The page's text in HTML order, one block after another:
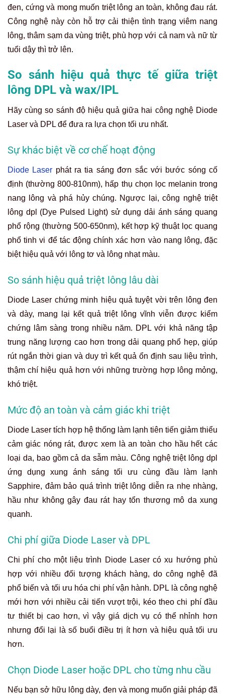
đen, cứng và mong muốn triệt lông an toàn, không đau rát.
Công nghệ này còn hỗ trợ cải thiện tình trạng viêm nang
lông, thâm sạm da vùng triệt, phù hợp với cả nam và nữ từ
tuổi dậy thì trở lên.
So sánh hiệu quả thực tế giữa triệt
lông DPL và wax/IPL
Hãy cùng so sánh độ hiệu quả giữa hai công nghệ Diode
Laser và DPL để đưa ra lựa chọn tối ưu nhất.
Sự khác biệt về cơ chế hoạt động
Diode Laser phát ra tia sáng đơn sắc với bước sóng cố
định (thường 800-810nm), hấp thụ chọn lọc melanin trong
nang lông và phá hủy chúng. Ngược lại, công nghệ triệt
lông dpl (Dye Pulsed Light) sử dụng dải ánh sáng quang
phổ rộng (thường 500-650nm), kết hợp kỹ thuật lọc quang
phổ tinh vi để tác động chính xác hơn vào nang lông, đặc
biệt hiệu quả với lông tơ và lông nhạt màu.
So sánh hiệu quả triệt lông lâu dài
Diode Laser chứng minh hiệu quả tuyệt vời trên lông đen
và dày, mang lại kết quả triệt lông vĩnh viễn được kiểm
chứng lâm sàng trong nhiều năm. DPL với khả năng tập
trung năng lượng cao hơn trong dải quang phổ hẹp, giúp
rút ngắn thời gian và duy trì kết quả ổn định sau liệu trình,
thậm chí hiệu quả hơn với những trường hợp lông mỏng,
khó triệt.
Mức độ an toàn và cảm giác khi triệt
Diode Laser tích hợp hệ thống làm lạnh tiên tiến giảm thiểu
cảm giác nóng rát, được xem là an toàn cho hầu hết các
loại da, bao gồm cả da sẫm màu. Công nghệ triệt lông dpl
ứng dụng xung ánh sáng tối ưu cùng đầu làm lạnh
Sapphire, đảm bảo quá trình triệt lông diễn ra nhẹ nhàng,
hầu như không gây đau rát hay tổn thương mô da xung
quanh.
Chi phí giữa Diode Laser và DPL
Chi phí cho một liệu trình Diode Laser có xu hướng phù
hợp với nhiều đối tượng khách hàng, do công nghệ đã
phổ biến và tối ưu hóa chi phí vận hành. DPL là công nghệ
mới hơn với nhiều cải tiến vượt trội, kéo theo chi phí đầu
tư thiết bị cao hơn, vì vậy giá dịch vụ có thể nhỉnh hơn
nhưng đổi lại là số buổi điều trị ít hơn và hiệu quả tối ưu
hơn.
Chọn Diode Laser hoặc DPL cho từng nhu cầu
Nếu bạn sở hữu lông dày, đen và mong muốn giải pháp đã